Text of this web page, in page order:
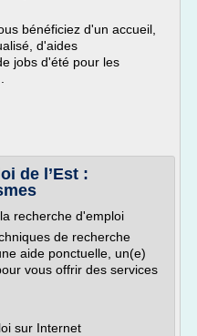
bénéficiez d'un accueil,
d'aides
jobs d'été pour les
de l’Est :
recherche d'emploi
de recherche
aide ponctuelle, un(e)
vous offrir des services
sur Internet